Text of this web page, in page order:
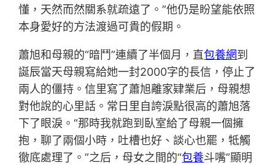
懂，天然而然關系就疏遠了。”他仍是盼望能依照
本身愛好的方法渡過可貴的假期。
蕭旭和母親的“暗鬥”連續了半個月，直包養網到
誕辰當天母親寫給她一封2000字的長信，停止了
兩人的僵持。信里寫了蕭旭離家肄業后，母親想
對他說的心里話。常日里自誇淚點很高的蕭旭落
下了眼淚。“那時我就跑到臥室給了母親一個擁
抱，聊了兩個小時，吐槽也好、談心也罷，牴觸
徹底處理了。”之后，母女之間的“包養斗嘴”顯明